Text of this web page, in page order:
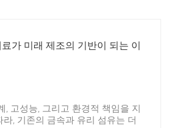
가 미래 제조의 기반이 되는 이
, 고성능, 그리고 환경적 책임을 지
, 기존의 금속과 유리 섬유는 더